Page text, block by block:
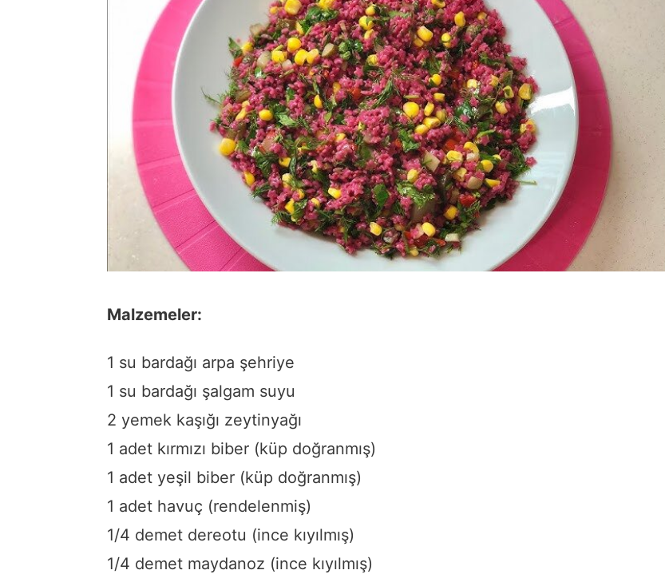
Malzemeler:
1 su bardağı arpa şehriye
1 su bardağı şalgam suyu
2 yemek kaşığı zeytinyağı
1 adet kırmızı biber (küp doğranmış)
1 adet yeşil biber (küp doğranmış)
1 adet havuç (rendelenmiş)
1/4 demet dereotu (ince kıyılmış)
1/4 demet maydanoz (ince kıyılmış)